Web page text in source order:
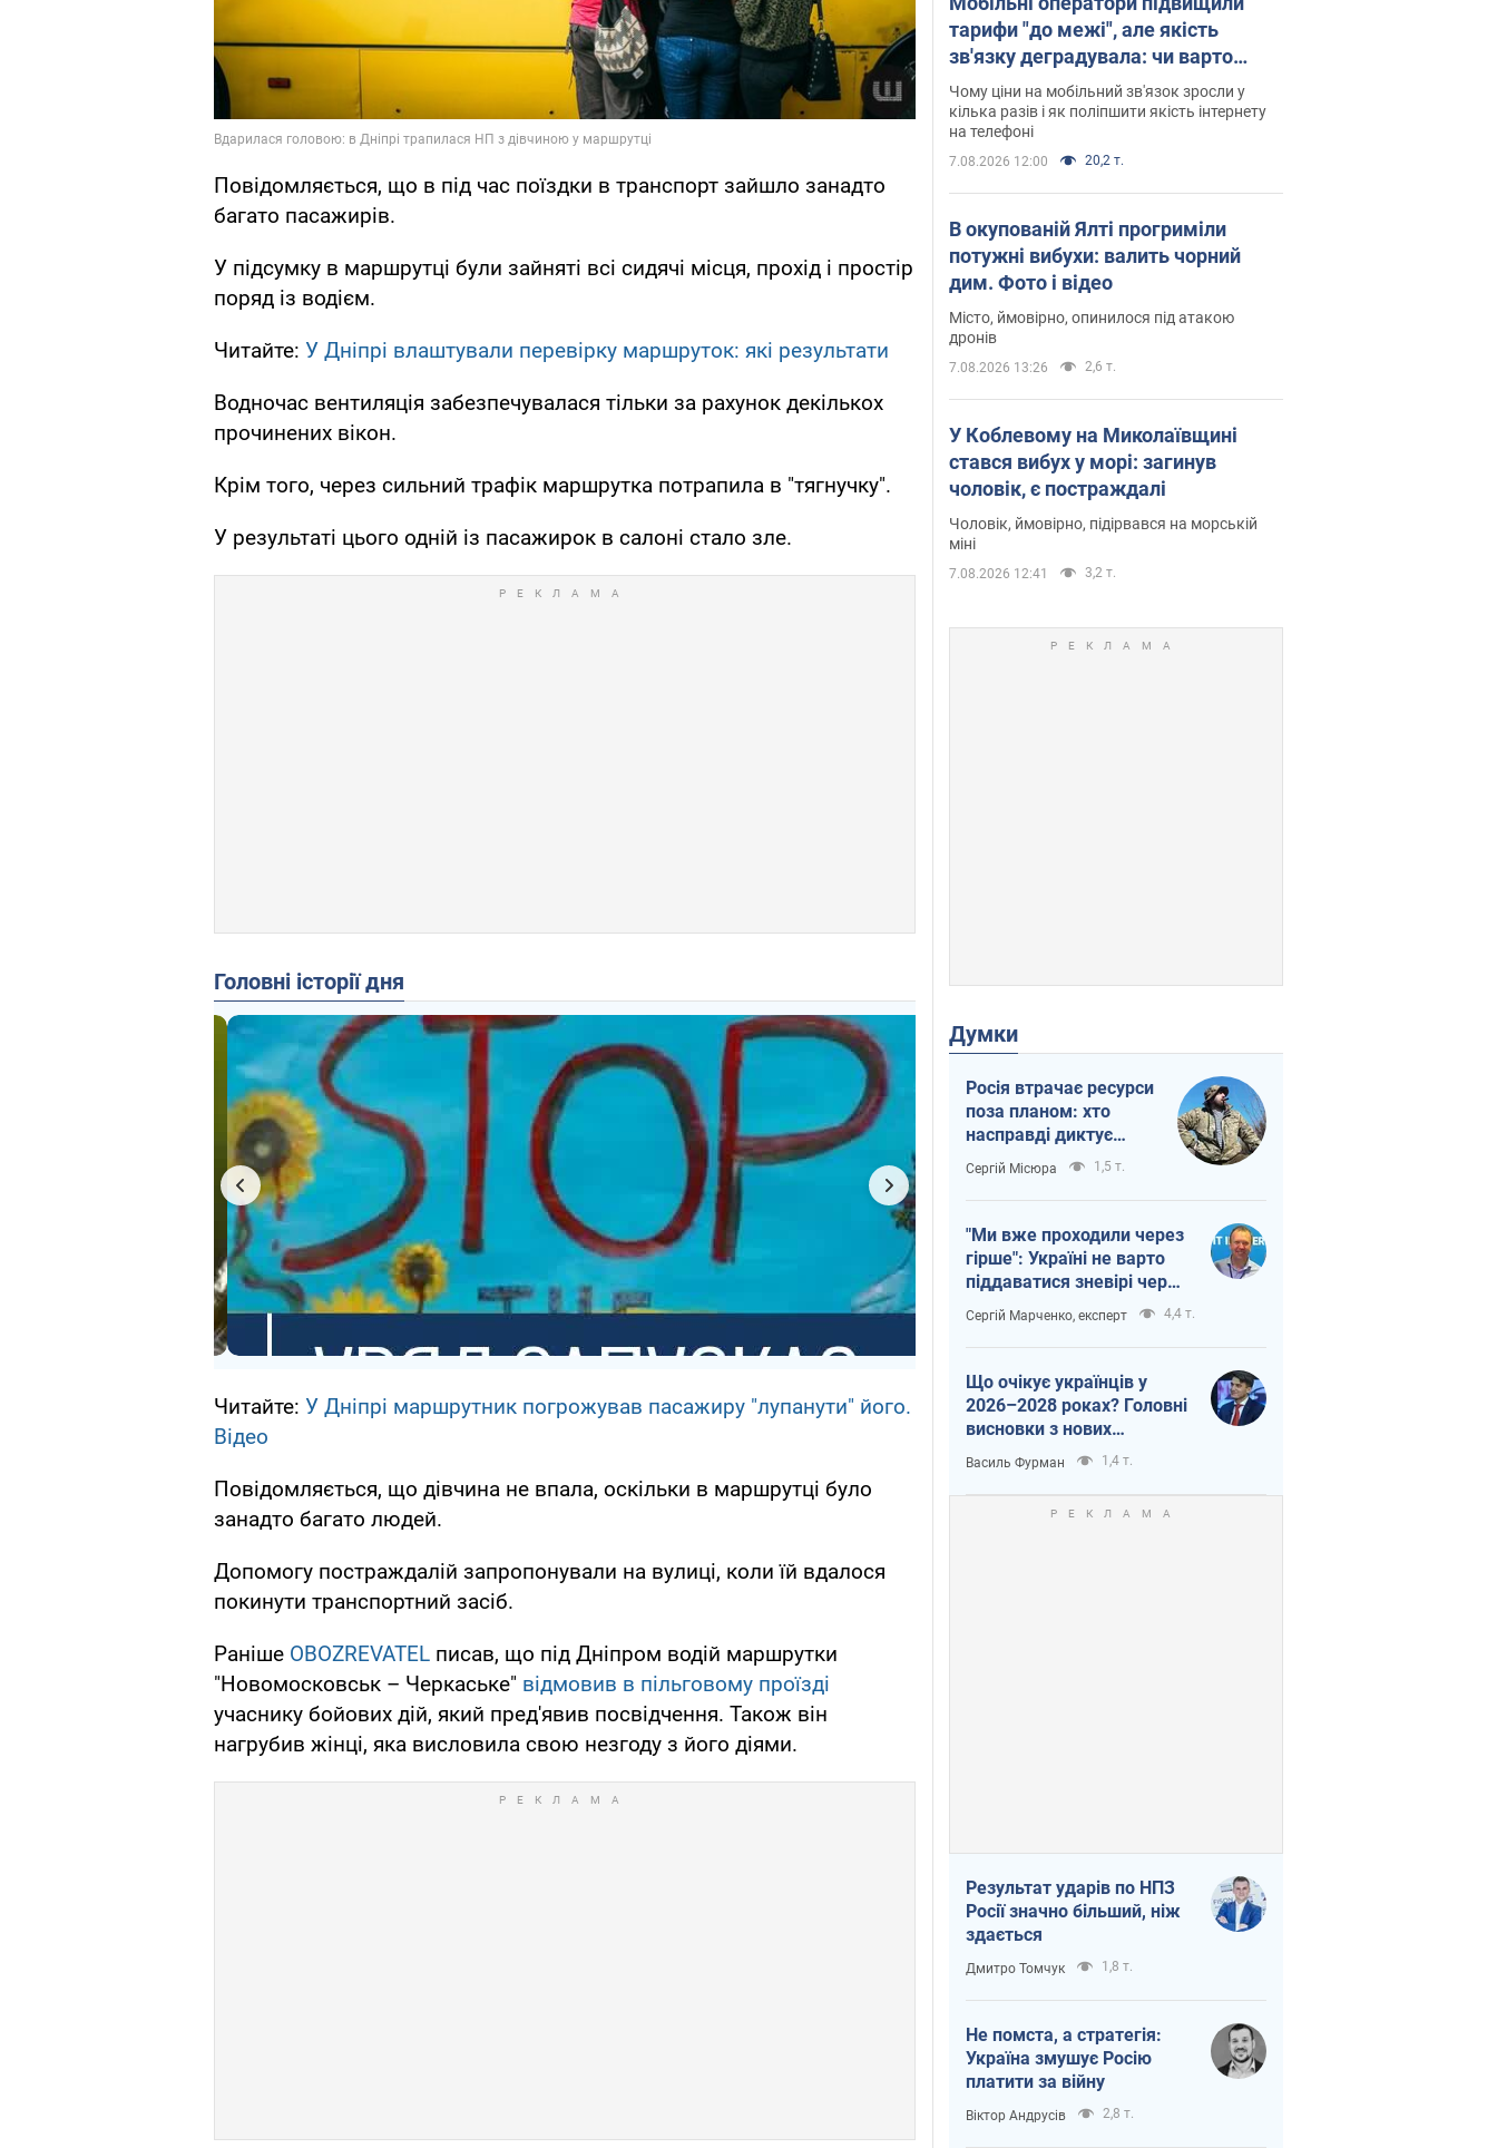
Повідомляється, що в під час поїздки в транспорт зайшло занадто
багато пасажирів.
У підсумку в маршрутці були зайняті всі сидячі місця, прохід і простір
поряд із водієм.
Читайте: У Дніпрі влаштували перевірку маршруток: які результати
Водночас вентиляція забезпечувалася тільки за рахунок декількох
прочинених вікон.
Крім того, через сильний трафік маршрутка потрапила в "тягнучку".
У результаті цього одній із пасажирок в салоні стало зле.
Головні історії дня
Читайте: У Дніпрі маршрутник погрожував пасажиру "лупанути" його.
Відео
Повідомляється, що дівчина не впала, оскільки в маршрутці було
занадто багато людей.
Допомогу постраждалій запропонували на вулиці, коли їй вдалося
покинути транспортний засіб.
Раніше OBOZREVATEL писав, що під Дніпром водій маршрутки
"Новомосковськ – Черкаське" відмовив в пільговому проїзді
учаснику бойових дій, який пред'явив посвідчення. Також він
нагрубив жінці, яка висловила свою незгоду з його діями.
тарифи "до межі", але якість
зв'язку деградувала: чи варто
скаржитись на ціни
Чому ціни на мобільний зв'язок зросли у
кілька разів і як поліпшити якість інтернету
на телефоні
7.08.2026 12:00 20,2 т.
В окупованій Ялті прогриміли
потужні вибухи: валить чорний
дим. Фото і відео
Місто, ймовірно, опинилося під атакою
дронів
7.08.2026 13:26 2,6 т.
У Коблевому на Миколаївщині
стався вибух у морі: загинув
чоловік, є постраждалі
Чоловік, ймовірно, підірвався на морській
міні
7.08.2026 12:41 3,2 т.
Думки
Росія втрачає ресурси
поза планом: хто
насправді диктує
темп війни
Сергій Місюра 1,5 т.
"Ми вже проходили через
гірше": Україні не варто
піддаватися зневірі через
ракетний терор
Сергій Марченко, експерт 4,4 т.
Що очікує українців у
2026–2028 роках? Головні
висновки з нових
прогнозів від НБУ
Василь Фурман 1,4 т.
Результат ударів по НПЗ
Росії значно більший, ніж
здається
Дмитро Томчук 1,8 т.
Не помста, а стратегія:
Україна змушує Росію
платити за війну
Віктор Андрусів 2,8 т.